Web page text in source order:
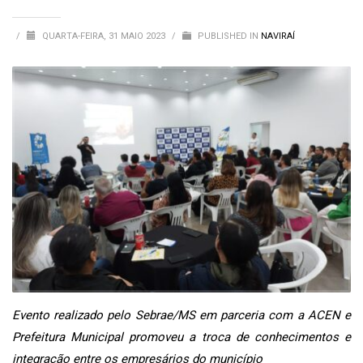
/ QUARTA-FEIRA, 31 MAIO 2023 / PUBLISHED IN NAVIRAÍ
Evento realizado pelo Sebrae/MS em parceria com a ACEN e
Prefeitura Municipal promoveu a troca de conhecimentos e
integração entre os empresários do município